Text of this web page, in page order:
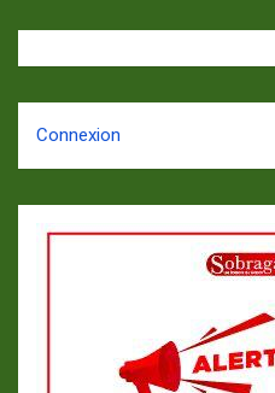
Connexion